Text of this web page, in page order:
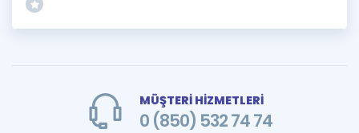
MÜŞTERİ HİZMETLERİ
0 (850) 532 74 74